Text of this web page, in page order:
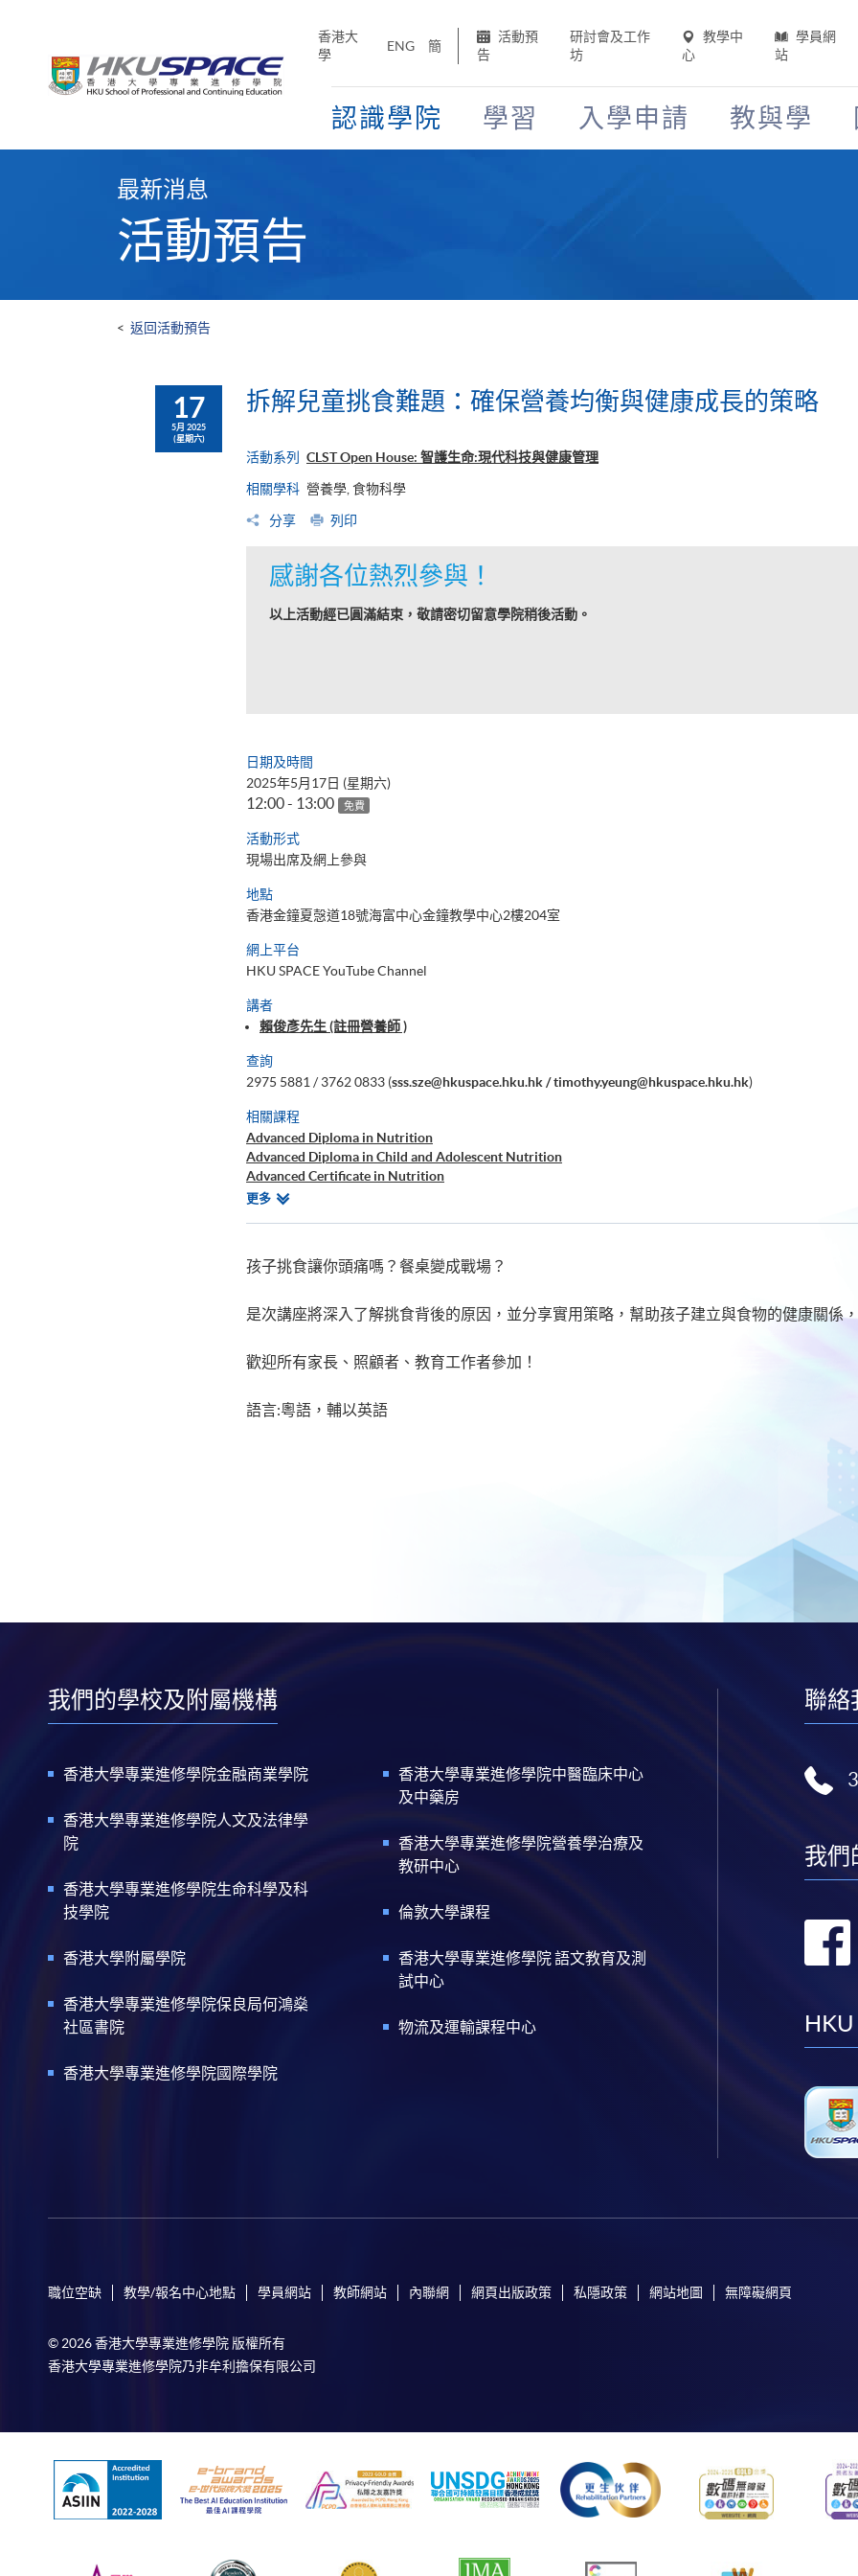
香港大
學
ENG 簡
活動預
告
研討會及工作
坊
教學中
心
學員網
站
認識學院 學習 入學申請 教與學
最新消息
活動預告
< 返回活動預告
17
5月 2025
(星期六)
拆解兒童挑食難題：確保營養均衡與健康成長的策略
活動系列 CLST Open House: 智護生命:現代科技與健康管理
相關學科 營養學, 食物科學
分享 列印
感謝各位熱烈參與！
以上活動經已圓滿結束，敬請密切留意學院稍後活動。
日期及時間
2025年5月17日 (星期六)
12:00 - 13:00 免費
活動形式
現場出席及網上參與
地點
香港金鐘夏愨道18號海富中心金鐘教學中心2樓204室
網上平台
HKU SPACE YouTube Channel
講者
賴俊彥先生 (註冊營養師 )
查詢
2975 5881 / 3762 0833 (sss.sze@hkuspace.hku.hk / timothy.yeung@hkuspace.hku.hk)
相關課程
Advanced Diploma in Nutrition
Advanced Diploma in Child and Adolescent Nutrition
Advanced Certificate in Nutrition
Advanced Certificate in Clinical Nutrition and Health Promotion
更多相
孩子挑食讓你頭痛嗎？餐桌變成戰場？
是次講座將深入了解挑食背後的原因，並分享實用策略，幫助孩子建立與食物的健康關係
歡迎所有家長、照顧者、教育工作者參加！
語言:粵語，輔以英語
我們的學校及附屬機構
香港大學專業進修學院金融商業學院
香港大學專業進修學院人文及法律學
院
香港大學專業進修學院生命科學及科
技學院
香港大學附屬學院
香港大學專業進修學院保良局何鴻燊
社區書院
香港大學專業進修學院國際學院
香港大學專業進修學院中醫臨床中心
及中藥房
香港大學專業進修學院營養學治療及
教研中心
倫敦大學課程
香港大學專業進修學院 語文教育及測
試中心
物流及運輸課程中心
聯絡
我們
HKU
職位空缺 教學/報名中心地點 學員網站 教師網站 內聯網 網頁出版政策 私隱政策 網站地圖 無障礙網頁
© 2026 香港大學專業進修學院 版權所有
香港大學專業進修學院乃非牟利擔保有限公司